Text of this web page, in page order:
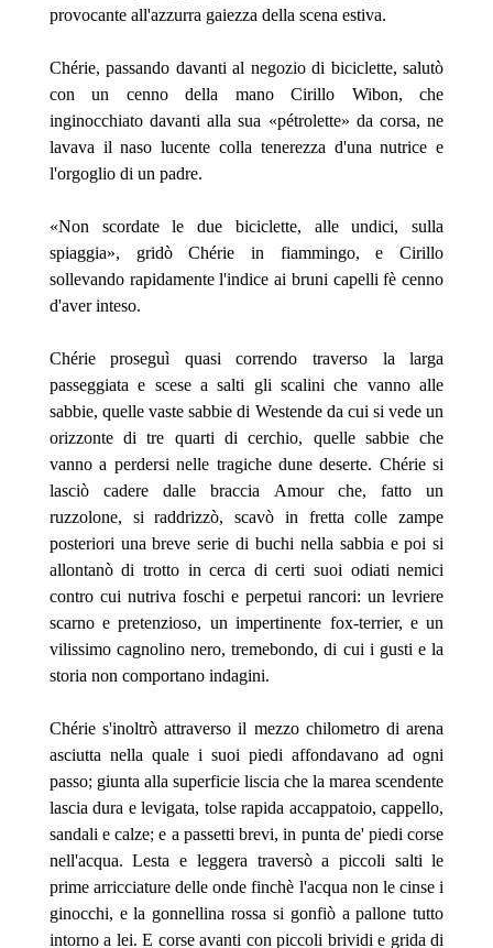
provocante all'azzurra gaiezza della scena estiva.
Chérie, passando davanti al negozio di biciclette, salutò
con un cenno della mano Cirillo Wibon, che
inginocchiato davanti alla sua «pétrolette» da corsa, ne
lavava il naso lucente colla tenerezza d'una nutrice e
l'orgoglio di un padre.
«Non scordate le due biciclette, alle undici, sulla
spiaggia», gridò Chérie in fiammingo, e Cirillo
sollevando rapidamente l'indice ai bruni capelli fè cenno
d'aver inteso.
Chérie proseguì quasi correndo traverso la larga
passeggiata e scese a salti gli scalini che vanno alle
sabbie, quelle vaste sabbie di Westende da cui si vede un
orizzonte di tre quarti di cerchio, quelle sabbie che
vanno a perdersi nelle tragiche dune deserte. Chérie si
lasciò cadere dalle braccia Amour che, fatto un
ruzzolone, si raddrizzò, scavò in fretta colle zampe
posteriori una breve serie di buchi nella sabbia e poi si
allontanò di trotto in cerca di certi suoi odiati nemici
contro cui nutriva foschi e perpetui rancori: un levriere
scarno e pretenzioso, un impertinente fox-terrier, e un
vilissimo cagnolino nero, tremebondo, di cui i gusti e la
storia non comportano indagini.
Chérie s'inoltrò attraverso il mezzo chilometro di arena
asciutta nella quale i suoi piedi affondavano ad ogni
passo; giunta alla superficie liscia che la marea scendente
lascia dura e levigata, tolse rapida accappatoio, cappello,
sandali e calze; e a passetti brevi, in punta de' piedi corse
nell'acqua. Lesta e leggera traversò a piccoli salti le
prime arricciature delle onde finchè l'acqua non le cinse i
ginocchi, e la gonnellina rossa si gonfiò a pallone tutto
intorno a lei. E corse avanti con piccoli brividi e grida di